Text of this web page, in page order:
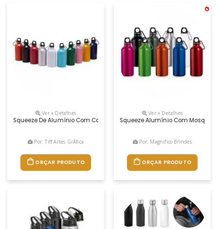
Ver + Detalhes
Squeeze De Alumínio Com Capacidade De 420ml Com Tampa
Por: Tiff Artes GrÁfica
ORÇAR PRODUTO
Ver + Detalhes
Squeeze Alumínio Com
Por: Magnifico Brindes
ORÇAR PRODUTO